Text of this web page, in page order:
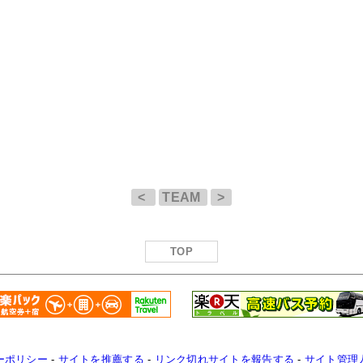
< TEAM >
TOP
ポリシー - サイトを推薦する - リンク切れサイトを報告する - サイト管理